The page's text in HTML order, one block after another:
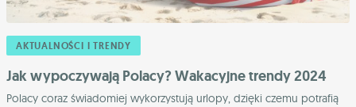
AKTUALNOŚCI I TRENDY
Jak wypoczywają Polacy? Wakacyjne trendy 2024
Polacy coraz świadomiej wykorzystują urlopy, dzięki czemu potrafią